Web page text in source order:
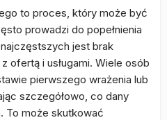
to proces, który może być
prowadzi do popełnienia
jest brak
ofertą i usługami. Wiele osób
pierwszego wrażenia lub
szczegółowo, co dany
To może skutkować